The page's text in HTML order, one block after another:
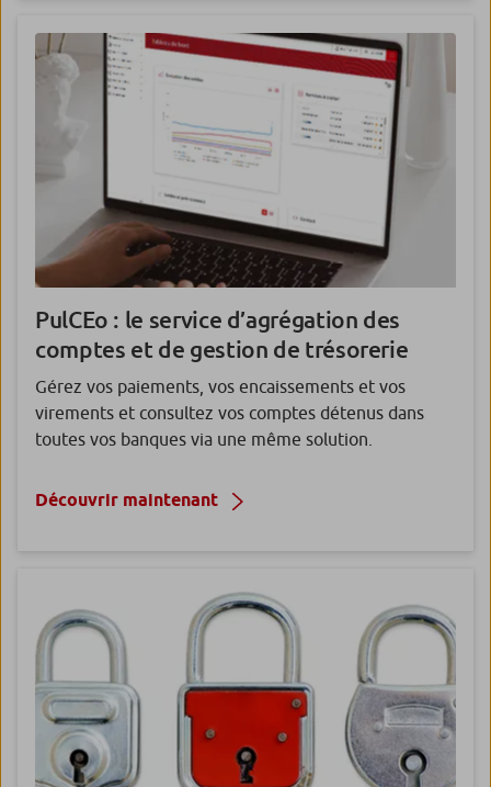
PulCEo : le service d’agrégation des
comptes et de gestion de trésorerie
Gérez vos paiements, vos encaissements et vos
virements et consultez vos comptes détenus dans
toutes vos banques via une même solution.
Découvrir maintenant